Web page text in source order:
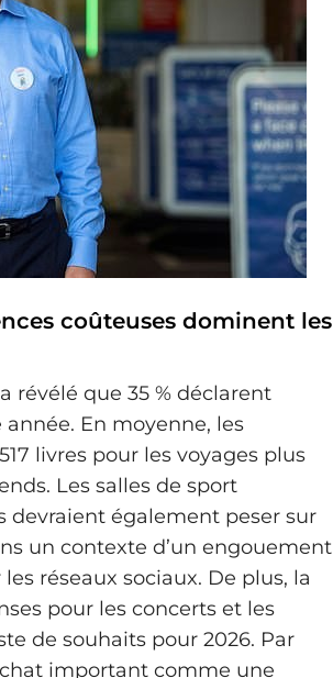
coûteuses dominent les
révélé que 35 % déclarent
En moyenne, les
livres pour les voyages plus
Les salles de sport
devraient également peser sur
un contexte d’un engouement
réseaux sociaux. De plus, la
pour les concerts et les
de souhaits pour 2026. Par
important comme une